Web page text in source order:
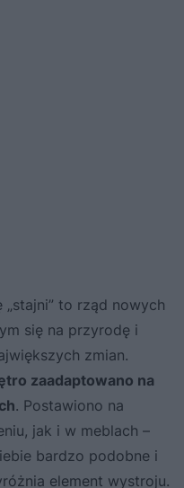
„stajni” to rząd nowych
się na przyrodę i
zmian.
zaadaptowano na
. Postawiono na
jak i w meblach –
bardzo podobne i
element wystroju.